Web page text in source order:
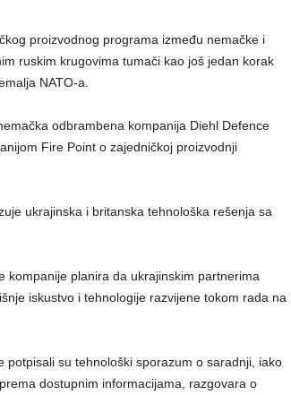
proizvodnog programa između nemačke i
ruskim krugovima tumači kao još jedan korak
NATO-a.
odbrambena kompanija Diehl Defence
Fire Point o zajedničkoj proizvodnji
ukrajinska i britanska tehnološka rešenja sa
kompanije planira da ukrajinskim partnerima
iskustvo i tehnologije razvijene tokom rada na
su tehnološki sporazum o saradnji, iako
dostupnim informacijama, razgovara o